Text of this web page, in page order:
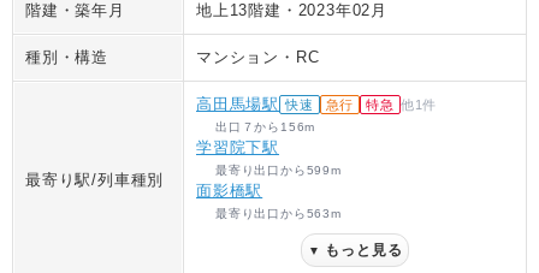
階建・築年月 地上13階建 ・ 2023年02月
種別・構造 マンション ・ RC
最寄り駅/列車種別
高田馬場駅 快速 急行 特急 他1件
出口７から 156m
学習院下駅
最寄り出口から599m
面影橋駅
最寄り出口から563m
▼ もっと見る